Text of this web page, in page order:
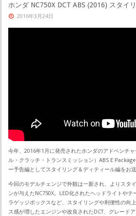
ホンダ NC750X DCT ABS (2016) スタイ
2016年3月24日
今年、2016年1月に発売されたホンダのアドベンチ
ル・クラッチ・トランスミッション）ABS E
ー予告編としてスタイリング＆ディティール編をお送
今回のモデルチェンジで外観は一新され、よりスタ
ンが与えたNC750X。LED化されたヘッドライトや
ラゲッジボックスなど、スタイリングや利便性の向
ス感が増したエンジンや改良されたDCT、グレード